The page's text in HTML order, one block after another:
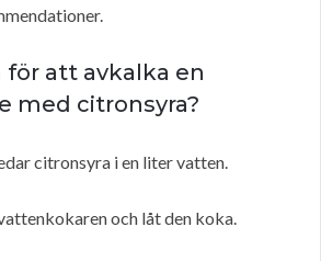
för att avkalka en
med citronsyra?
citronsyra i en liter vatten.
och låt den koka.